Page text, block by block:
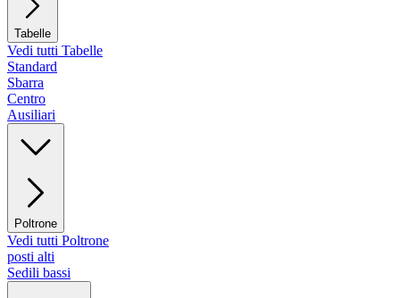
Tabelle
Vedi tutti Tabelle
Standard
Sbarra
Centro
Ausiliari
Poltrone
Vedi tutti Poltrone
posti alti
Sedili bassi